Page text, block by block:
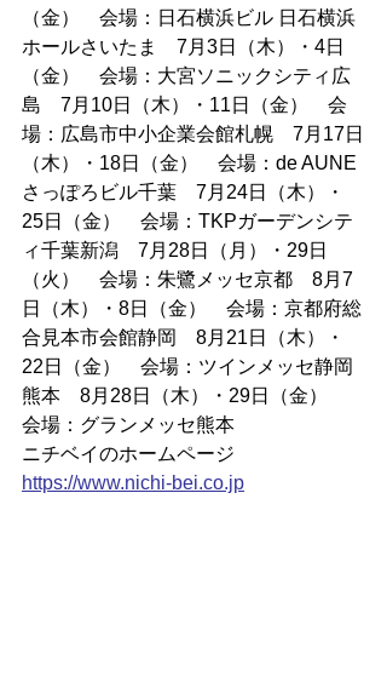
（金）　会場：日石横浜ビル 日石横浜
ホールさいたま　7月3日（木）・4日
（金）　会場：大宮ソニックシティ広
島　7月10日（木）・11日（金）　会
場：広島市中小企業会館札幌　7月17日
（木）・18日（金）　会場：de AUNE
さっぽろビル千葉　7月24日（木）・
25日（金）　会場：TKPガーデンシテ
ィ千葉新潟　7月28日（月）・29日
（火）　会場：朱鷺メッセ京都　8月7
日（木）・8日（金）　会場：京都府総
合見本市会館静岡　8月21日（木）・
22日（金）　会場：ツインメッセ静岡
熊本　8月28日（木）・29日（金）
会場：グランメッセ熊本
ニチベイのホームページ
https://www.nichi-bei.co.jp